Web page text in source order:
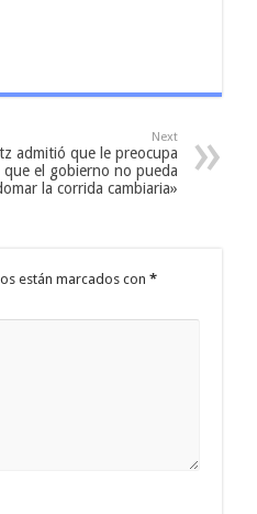
Next
admitió que le preocupa
que el gobierno no pueda
la corrida cambiaria»
están marcados con *